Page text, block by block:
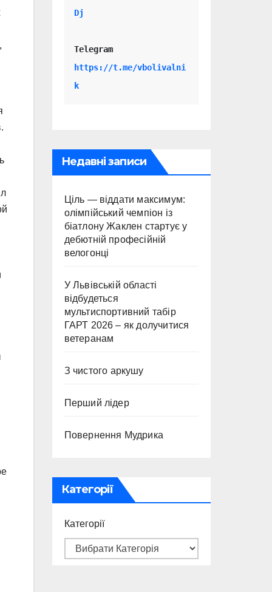
Dj
Telegram
https://t.me/vbolivalni
k
Недавні записи
Ціль — віддати максимум:
олімпійський чемпіон із
біатлону Жаклен стартує у
дебютній професійній
велогонці
У Львівській області
відбудеться
мультиспортивний табір
ГАРТ 2026 – як долучитися
ветеранам
З чистого аркушу
Перший лідер
Повернення Мудрика
Категорії
Категорії